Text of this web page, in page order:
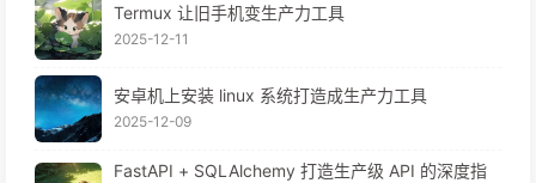
Termux 让旧手机变生产力工具
2025-12-11
安卓机上安装 linux 系统打造成生产力工具
2025-12-09
FastAPI + SQLAlchemy 打造生产级 API 的深度指